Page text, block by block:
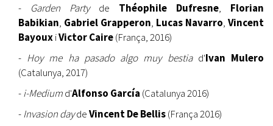
- Garden Partyde Théophile Dufresne, Florian
Babikian, Gabriel Grapperon, Lucas Navarro, Vincent
BayouxiVictor Caire(França, 2016)
- Hoy me ha pasado algo muy bestiad'Ivan Mulero
(Catalunya, 2017)
-i-Mediumd'Alfonso García (Catalunya 2016)
-Invasion daydeVincent De Bellis(França 2016)